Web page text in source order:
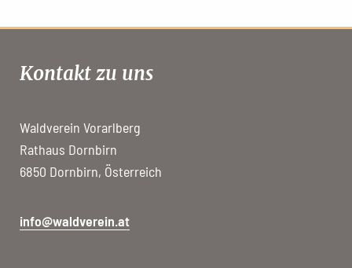
Kontakt zu uns
Waldverein Vorarlberg
Rathaus Dornbirn
6850 Dornbirn, Österreich
info@waldverein.at